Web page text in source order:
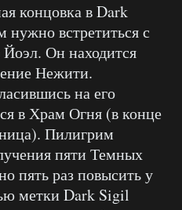
концовка в Dark
нужно встретиться с
Он находится
Нежити.
на его
в Храм Огня (в конце
Пилигрим
пяти Темных
пять раз повысить у
метки Dark Sigil